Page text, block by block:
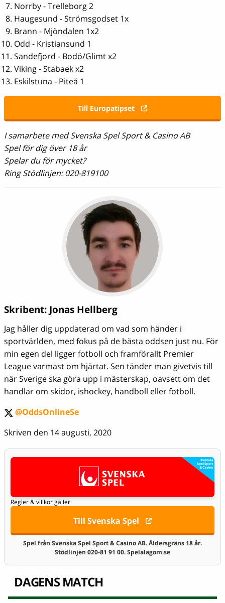
Norrby - Trelleborg 2
Haugesund - Strömsgodset 1x
Brann - Mjöndalen 1x2
Odd - Kristiansund 1
Sandefjord - Bodö/Glimt x2
Viking - Stabaek x2
Eskilstuna - Piteå 1
Till Europatipset
I samarbete med Svenska Spel Sport & Casino AB
Spel för dig över 18 år
Spelar du för mycket?
Ring Stödlinjen: 020-819100
Skribent: Jonas Hellberg
Jag håller dig uppdaterad om vad som händer i
sportvärlden, med fokus på de bästa oddsen just nu. För
min egen del ligger fotboll och framförallt Premier
League varmast om hjärtat. Sen tänder man givetvis till
när Sverige ska göra upp i mästerskap, oavsett om det
handlar om skidor, ishockey, handboll eller fotboll.
twitter
@OddsOnlineSe
Skriven den 14 augusti, 2020
Regler & villkor gäller
Till Svenska Spel
Spel från Svenska Spel Sport & Casino AB. Åldersgräns 18 år.
Stödlinjen 020-81 91 00. Spelalagom.se
DAGENS MATCH